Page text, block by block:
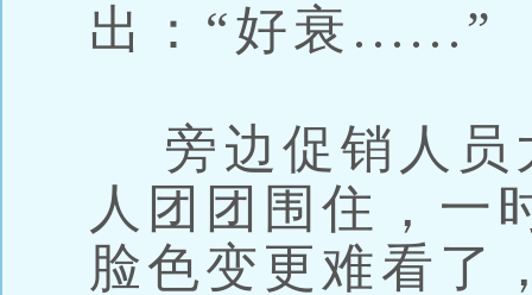
出：“好衰......”
旁边促销人员
人团团围住，一
脸色变更难看了